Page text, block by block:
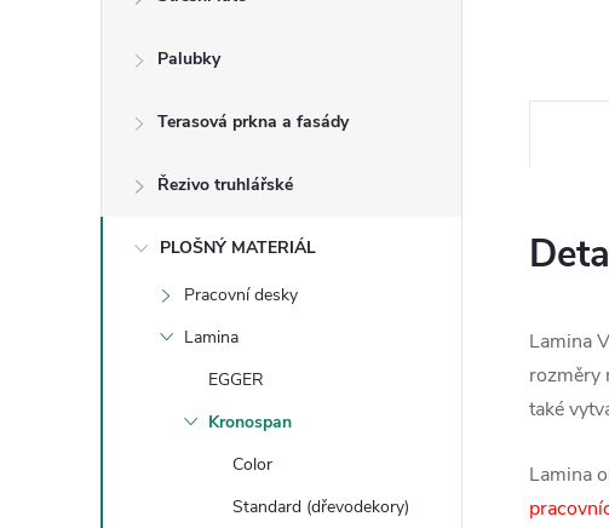
Palubky
Terasová prkna a fasády
Řezivo truhlářské
PLOŠNÝ MATERIÁL
Pracovní desky
Lamina
EGGER
Kronospan
Color
Standard (dřevodekory)
Lamina
rozměry
také
Lamina